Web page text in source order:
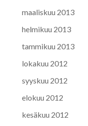
maaliskuu 2013
helmikuu 2013
tammikuu 2013
lokakuu 2012
syyskuu 2012
elokuu 2012
kesäkuu 2012